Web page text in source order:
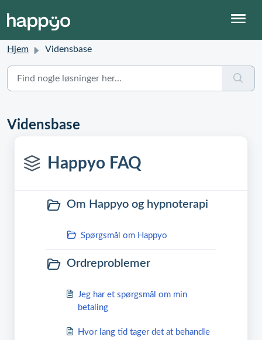
Hjem Vidensbase
Vidensbase
Happyo FAQ
Om Happyo og hypnoterapi
Spørgsmål om Happyo
Ordreproblemer
Jeg har et spørgsmål om min
betaling
Hvor lang tid tager det at behandle